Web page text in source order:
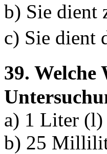
b) Sie dient
c) Sie dient
39. Welche
a) 1 Liter (l)
b) 25